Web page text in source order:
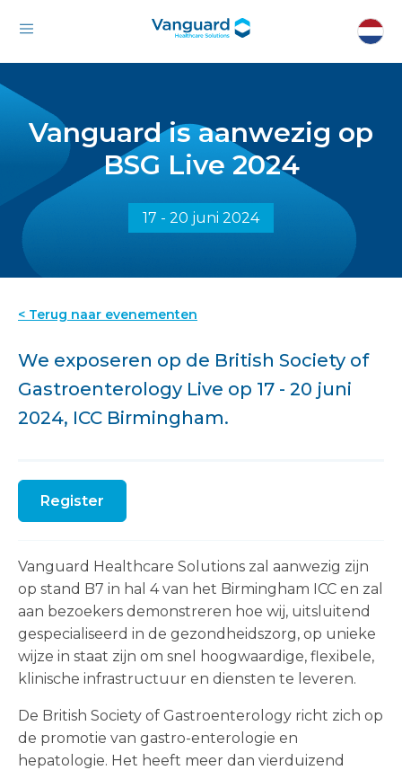
Vanguard is aanwezig op
BSG Live 2024
17 - 20 juni 2024
< Terug naar evenementen
We exposeren op de British Society of
Gastroenterology Live op 17 - 20 juni
2024, ICC Birmingham.
Register
Vanguard Healthcare Solutions zal aanwezig zijn
op stand B7 in hal 4 van het Birmingham ICC en zal
aan bezoekers demonstreren hoe wij, uitsluitend
gespecialiseerd in de gezondheidszorg, op unieke
wijze in staat zijn om snel hoogwaardige, flexibele,
klinische infrastructuur en diensten te leveren.
De British Society of Gastroenterology richt zich op
de promotie van gastro-enterologie en
hepatologie. Het heeft meer dan vierduizend